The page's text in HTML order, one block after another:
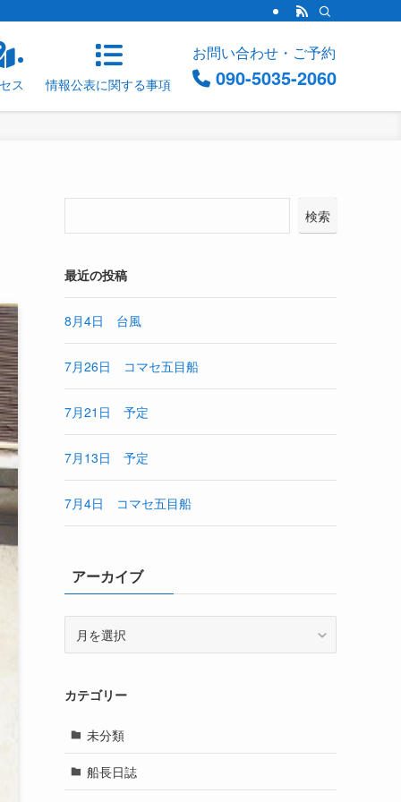
ス 情報公表に関する事項
お問い合わせ・ご予約
090-5035-2060
検索
最近の投稿
8月4日 台風
7月26日 コマセ五目船
7月21日 予定
7月13日 予定
7月4日 コマセ五目船
アーカイブ
ブ
カテゴリー
未分類
船長日誌